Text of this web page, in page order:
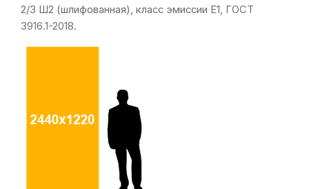
2/3 Ш2 (шлифованная), класс эмиссии Е1, ГОСТ
3916.1-2018.